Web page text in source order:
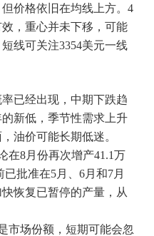
价格依旧在均线上方。4
，重心并未下移，可能
线可关注3354美元一线
已经出现，中期下跌趋
新低，季节性需求上升
油价可能长期低迷。
在8月份再次增产41.1万
批准在5月、6月和7月
恢复已暂停的产量，从
市场份额，短期可能会忽